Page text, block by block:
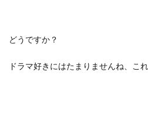
どうですか？
ドラマ好きにはたまりませんね、こ